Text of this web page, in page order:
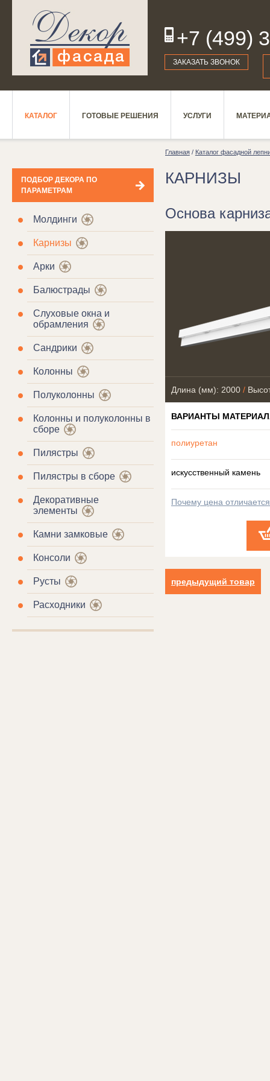
+7 (499)
19
ЗАКАЗАТЬ ЗВОНОК
КАТАЛОГ ГОТОВЫЕ РЕШЕНИЯ УСЛУГИ
ПОДБОР ДЕКОРА ПО
ПАРАМЕТРАМ
Молдинги
Карнизы
Арки
Балюстрады
Слуховые окна и
обрамления
Сандрики
Колонны
Полуколонны
Колонны и полуколонны в
сборе
Пилястры
Пилястры в сборе
Декоративные
элементы
Камни замковые
Консоли
Русты
Расходники
Главная/ Каталог фасадной
КАРНИЗЫ
Основа
Длина (мм): 2000/
ВАРИАНТЫ
полиуретан
искусственный камень
Почему цена
предыдущий товар